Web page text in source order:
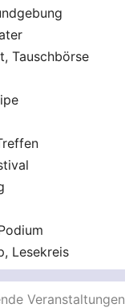
Tauschbörse
Lesekreis
Veranstaltungen